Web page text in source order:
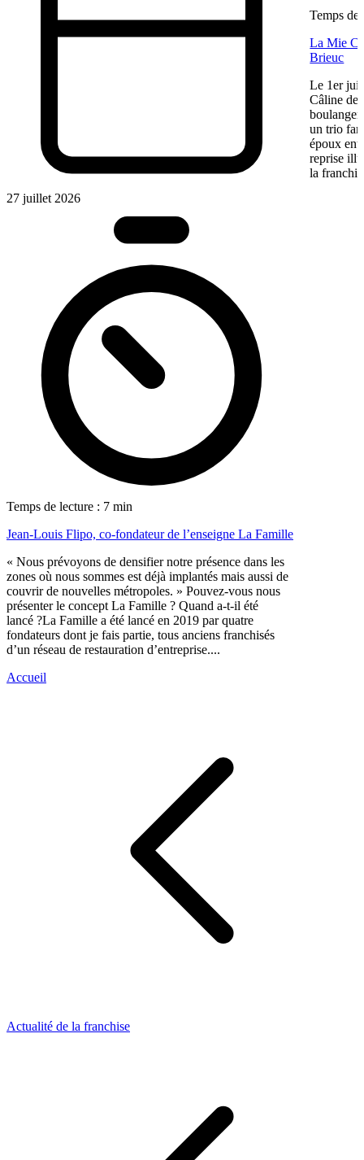
27 juillet 2026
Temps de lecture : 7 min
Jean-Louis Flipo, co-fondateur de l’enseigne La Famille
« Nous prévoyons de densifier notre présence dans les
zones où nous sommes est déjà implantés mais aussi de
couvrir de nouvelles métropoles. » Pouvez-vous nous
présenter le concept La Famille ? Quand a-t-il été
lancé ?La Famille a été lancé en 2019 par quatre
fondateurs dont je fais partie, tous anciens franchisés
d’un réseau de restauration d’entreprise....
Temps de
La Mie
Brieuc
Le 1er
Câline de
un trio
époux
reprise
la
Accueil
Actualité de la franchise